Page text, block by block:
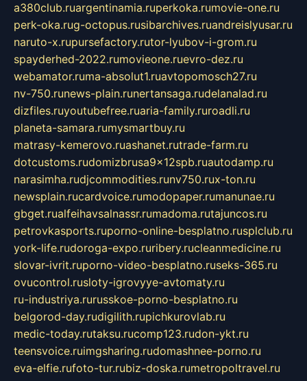
a380club.ruargentinamia.ruperkoka.rumovie-one.ru
perk-oka.rug-octopus.rusibarchives.ruandreislyusar.ru
naruto-x.rupursefactory.rutor-lyubov-i-grom.ru
spayderhed-2022.rumovieone.ruevro-dez.ru
webamator.ruma-absolut1.ruavtopomosch27.ru
nv-750.runews-plain.runertansaga.rudelanalad.ru
dizfiles.ruyoutubefree.ruaria-family.ruroadli.ru
planeta-samara.rumysmartbuy.ru
matrasy-kemerovo.ruashanet.rutrade-farm.ru
dotcustoms.rudomizbrusa9x12spb.ruautodamp.ru
narasimha.rudjcommodities.runv750.rux-ton.ru
newsplain.rucardvoice.rumodopaper.rumanunae.ru
gbget.rualfeihavsalnassr.rumadoma.rutajuncos.ru
petrovkasports.ruporno-online-besplatno.rusplclub.ru
york-life.rudoroga-expo.ruribery.rucleanmedicine.ru
slovar-ivrit.ruporno-video-besplatno.ruseks-365.ru
ovucontrol.rusloty-igrovyye-avtomaty.ru
ru-industriya.rurusskoe-porno-besplatno.ru
belgorod-day.rudigilith.rupichkurovlab.ru
medic-today.rutaksu.rucomp123.rudon-ykt.ru
teensvoice.ruimgsharing.rudomashnee-porno.ru
eva-elfie.rufoto-tur.rubiz-doska.rumetropoltravel.ru